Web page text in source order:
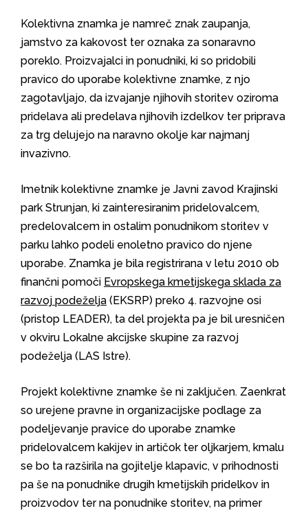
Kolektivna znamka je namreč znak zaupanja,
jamstvo za kakovost ter oznaka za sonaravno
poreklo. Proizvajalci in ponudniki, ki so pridobili
pravico do uporabe kolektivne znamke, z njo
zagotavljajo, da izvajanje njihovih storitev oziroma
pridelava ali predelava njihovih izdelkov ter priprava
za trg delujejo na naravno okolje kar najmanj
invazivno.
Imetnik kolektivne znamke je Javni zavod Krajinski
park Strunjan, ki zainteresiranim pridelovalcem,
predelovalcem in ostalim ponudnikom storitev v
parku lahko podeli enoletno pravico do njene
uporabe. Znamka je bila registrirana v letu 2010 ob
finančni pomoči Evropskega kmetijskega sklada za
razvoj podeželja (EKSRP) preko 4. razvojne osi
(pristop LEADER), ta del projekta pa je bil uresničen
v okviru Lokalne akcijske skupine za razvoj
podeželja (LAS Istre).
Projekt kolektivne znamke še ni zaključen. Zaenkrat
so urejene pravne in organizacijske podlage za
podeljevanje pravice do uporabe znamke
pridelovalcem kakijev in artičok ter oljkarjem, kmalu
se bo ta razširila na gojitelje klapavic, v prihodnosti
pa še na ponudnike drugih kmetijskih pridelkov in
proizvodov ter na ponudnike storitev, na primer